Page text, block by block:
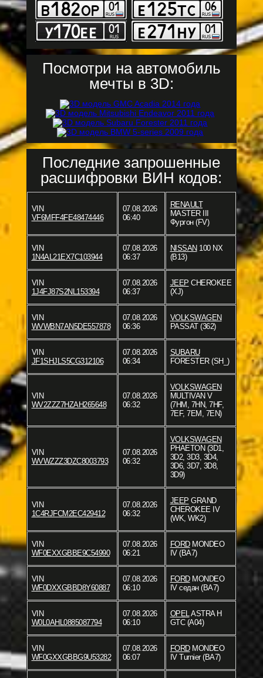
Посмотри на автомобиль
мечты в 3D:
Последние запрошенные
расшифровки ВИН кодов:
VIN
VF6MFF4FE48474446
07.08.2026
06:40
RENAULT
MASTER III
Фургон (FV)
VIN
1N4AL21EX7C103944
07.08.2026
06:37
NISSAN 100 NX
(B13)
VIN
1J4FJ87S2NL153394
07.08.2026
06:37
JEEP CHEROKEE
(XJ)
VIN
WVWBN7AN5DE557878
07.08.2026
06:36
VOLKSWAGEN
PASSAT (362)
VIN
JF1SHJLS5CG312106
07.08.2026
06:34
SUBARU
FORESTER (SH_)
VIN
WV2ZZZ7HZAH265648
07.08.2026
06:32
VOLKSWAGEN
MULTIVAN V
(7HM, 7HN, 7HF,
7EF, 7EM, 7EN)
VIN
WVWZZZ3DZC8003793
07.08.2026
06:32
VOLKSWAGEN
PHAETON (3D1,
3D2, 3D3, 3D4,
3D6, 3D7, 3D8,
3D9)
VIN
1C4RJFCM2EC429412
07.08.2026
06:32
JEEP GRAND
CHEROKEE IV
(WK, WK2)
VIN
WF0EXXGBBE9C54990
07.08.2026
06:21
FORDMONDEO
IV (BA7)
VIN
WF0DXXGBBD8Y60887
07.08.2026
06:10
FORDMONDEO
IV седан (BA7)
VIN
W0L0AHL0885087794
07.08.2026
06:10
OPELASTRA H
GTC (A04)
VIN
WF0GXXGBBG9U53282
07.08.2026
06:07
FORDMONDEO
IV Turnier (BA7)